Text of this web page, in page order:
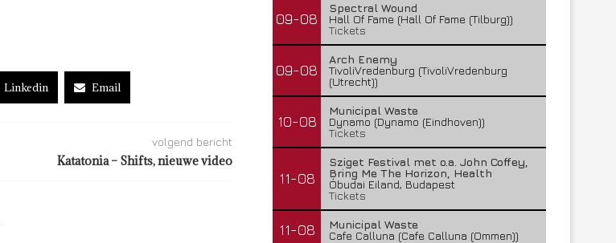
Linkedin Email
volgend bericht
Katatonia – Shifts, nieuwe video
09-08
Spectral Wound
Hall Of Fame (Hall Of Fame (Tilburg))
Tickets
09-08
Arch Enemy
TivoliVredenburg (TivoliVredenburg
(Utrecht))
10-08
Municipal Waste
Dynamo (Dynamo (Eindhoven))
Tickets
11-08
Sziget Festival met o.a. John Coffey,
Bring Me The Horizon, Health
Óbudai Eiland, Budapest
Tickets
11-08
Municipal Waste
Cafe Calluna (Cafe Calluna (Ommen))